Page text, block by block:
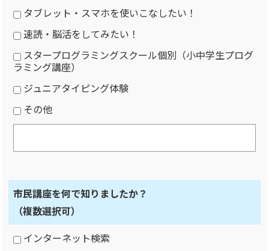
タブレット・スマホを使いこなしたい！
速読・脳活をしてみたい！
スタープログラミングスクール個別（小中学生プログ
ラミング講座）
ジュニアタイピング体験
その他
市民講座を何で知りましたか？
（複数選択可）
インターネット検索